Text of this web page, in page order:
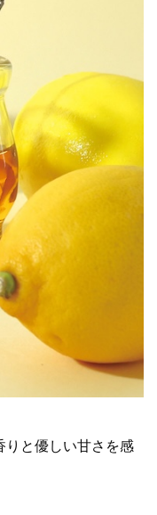
りと優しい甘さを感